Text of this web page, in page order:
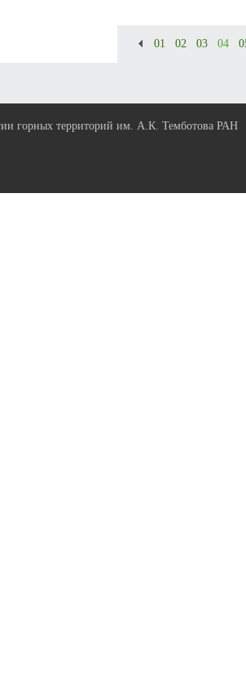
01 02 03 04
горных территорий им. А.К. Темботова РАН